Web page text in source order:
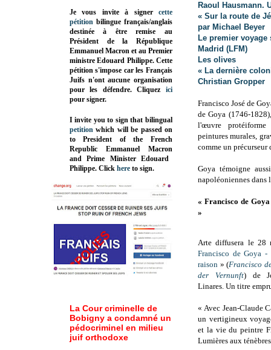
Raoul Hausmann.
« Sur la route de
par Michael Beyer
Le premier voyage
Madrid (LFM)
Les olives
« La dernière
Christian Gropper
Francisco José de
de Goya (1746-
l'œuvre
peintures murales,
comme un
Goya témoigne
napoléoniennes dans
« Francisco de
»
Arte diffusera le 28
Francisco de Goya
raison » (Francisco
der Vernunft) de
Linares. Un titre
« Avec Jean-Claude
un vertigineux
et la vie du peintre
Lumières aux
Je vous invite à signer cette
pétition bilingue français/anglais
destinée à être remise au
Président de la République
Emmanuel Macron et au Premier
ministre Edouard Philippe. Cette
pétition s'impose car les Français
Juifs n'ont aucune organisation
pour les défendre. Cliquez
ici
pour signer.
I invite you to sign that bilingual
petition which will be passed on
to President of the French
Republic Emmanuel Macron
and Prime MinisterEdouard
Philippe. Click here to sign.
La Cour criminelle de
Bobigny a condamné un
pédocriminel en milieu
juif orthodoxe